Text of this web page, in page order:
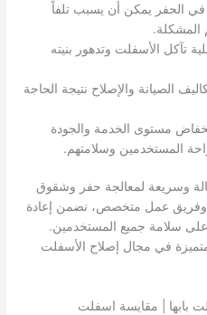
في الحفر يمكن أن يسبب تلفاً
المشكلة.
تآكل الأسفلت وتدهور بنيته
الصيانة والإصلاح نتيجة الحاجة
مستوى الخدمة والجودة
المستخدمين وسلامتهم.
وسريعة لمعالجة حفر وشقوق
وفريق عمل متخصص، نضمن إعادة
على سلامة جميع المستخدمين.
في مجال إصلاح الأسفلت
بابها | مقايسة اسفلت